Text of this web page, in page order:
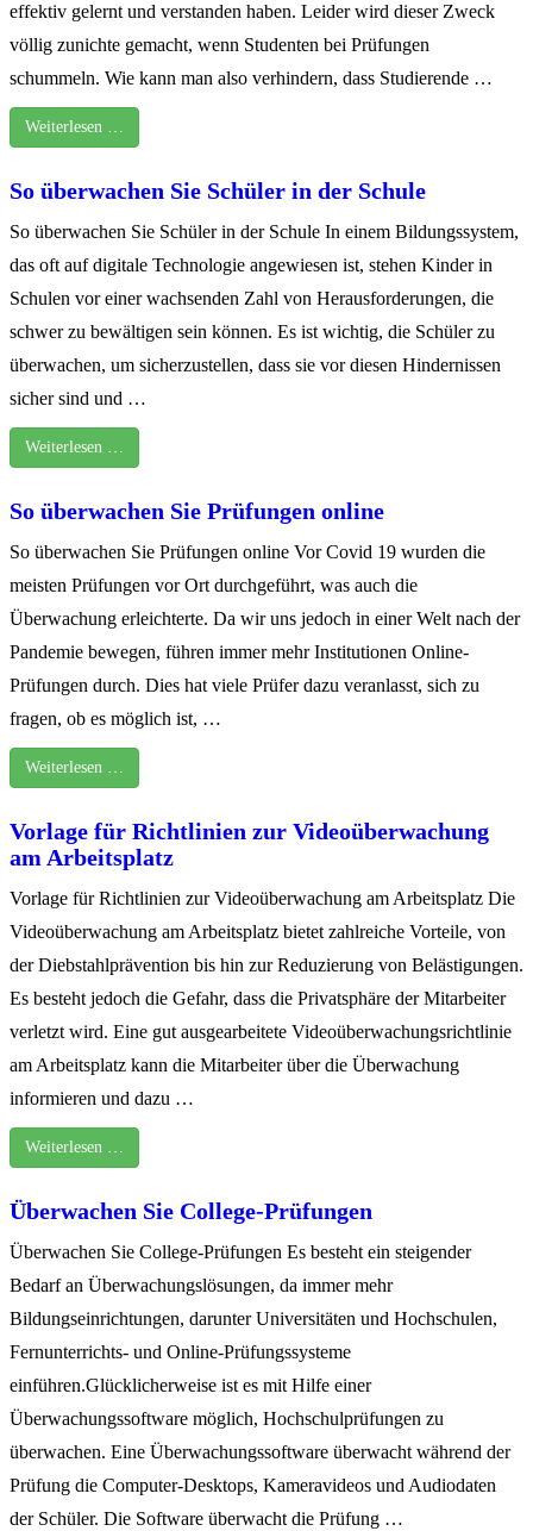
effektiv gelernt und verstanden haben. Leider wird dieser Zweck
völlig zunichte gemacht, wenn Studenten bei Prüfungen
schummeln. Wie kann man also verhindern, dass Studierende …
Weiterlesen …
So überwachen Sie Schüler in der Schule
So überwachen Sie Schüler in der Schule In einem Bildungssystem,
das oft auf digitale Technologie angewiesen ist, stehen Kinder in
Schulen vor einer wachsenden Zahl von Herausforderungen, die
schwer zu bewältigen sein können. Es ist wichtig, die Schüler zu
überwachen, um sicherzustellen, dass sie vor diesen Hindernissen
sicher sind und …
Weiterlesen …
So überwachen Sie Prüfungen online
So überwachen Sie Prüfungen online Vor Covid 19 wurden die
meisten Prüfungen vor Ort durchgeführt, was auch die
Überwachung erleichterte. Da wir uns jedoch in einer Welt nach der
Pandemie bewegen, führen immer mehr Institutionen Online-
Prüfungen durch. Dies hat viele Prüfer dazu veranlasst, sich zu
fragen, ob es möglich ist, …
Weiterlesen …
Vorlage für Richtlinien zur Videoüberwachung
am Arbeitsplatz
Vorlage für Richtlinien zur Videoüberwachung am Arbeitsplatz Die
Videoüberwachung am Arbeitsplatz bietet zahlreiche Vorteile, von
der Diebstahlprävention bis hin zur Reduzierung von Belästigungen.
Es besteht jedoch die Gefahr, dass die Privatsphäre der Mitarbeiter
verletzt wird. Eine gut ausgearbeitete Videoüberwachungsrichtlinie
am Arbeitsplatz kann die Mitarbeiter über die Überwachung
informieren und dazu …
Weiterlesen …
Überwachen Sie College-Prüfungen
Überwachen Sie College-Prüfungen Es besteht ein steigender
Bedarf an Überwachungslösungen, da immer mehr
Bildungseinrichtungen, darunter Universitäten und Hochschulen,
Fernunterrichts- und Online-Prüfungssysteme
einführen.Glücklicherweise ist es mit Hilfe einer
Überwachungssoftware möglich, Hochschulprüfungen zu
überwachen. Eine Überwachungssoftware überwacht während der
Prüfung die Computer-Desktops, Kameravideos und Audiodaten
der Schüler. Die Software überwacht die Prüfung …